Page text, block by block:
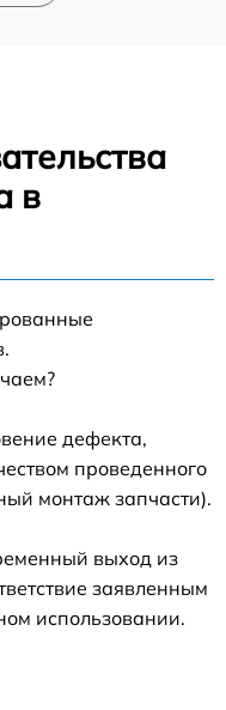
в
дефекта,
проведенного
монтаж запчасти).
выход из
заявленным
использовании.